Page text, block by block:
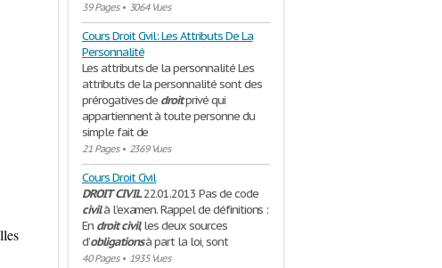
39 Pages• 3064 Vues
Cours Droit Civil: Les Attributs De La
Personnalité
Les attributs de la personnalité Les
attributs de la personnalité sont des
prérogatives de droitprivé qui
appartiennent à toute personne du
simple fait de
21 Pages• 2369 Vues
Cours Droit Civil
DROITCIVIL22.01.2013 Pas de code
civilà l’examen. Rappel de définitions :
En droitcivil, les deux sources
d’obligationsà part la loi, sont
40 Pages• 1935 Vues